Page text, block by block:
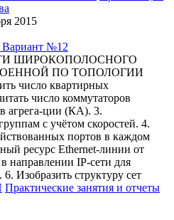
2015
Вариант №12
ШИРОКОПОЛОСНОГО
ПО ТОПОЛОГИИ
число квартирных
число коммутаторов
агрега-ции (КА). 3.
с учётом скоростей. 4.
портов в каждом
ресурс Ethernet-линии от
направлении IP-сети для
Изобразить структуру сет
Практические занятия и отчеты